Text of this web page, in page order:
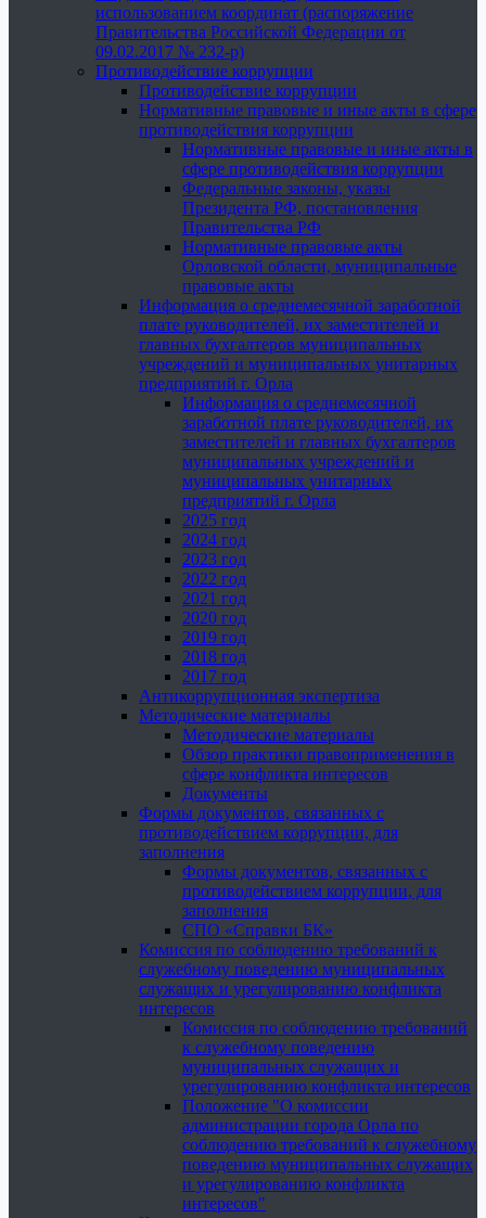
использованием координат (распоряжение
Правительства Российской Федерации от
09.02.2017 № 232-р)
Противодействие коррупции
Противодействие коррупции
Нормативные правовые и иные акты в сфере
противодействия коррупции
Нормативные правовые и иные акты в
сфере противодействия коррупции
Федеральные законы, указы
Президента РФ, постановления
Правительства РФ
Нормативные правовые акты
Орловской области, муниципальные
правовые акты
Информация о среднемесячной заработной
плате руководителей, их заместителей и
главных бухгалтеров муниципальных
учреждений и муниципальных унитарных
предприятий г. Орла
Информация о среднемесячной
заработной плате руководителей, их
заместителей и главных бухгалтеров
муниципальных учреждений и
муниципальных унитарных
предприятий г. Орла
2025 год
2024 год
2023 год
2022 год
2021 год
2020 год
2019 год
2018 год
2017 год
Антикоррупционная экспертиза
Методические материалы
Методические материалы
Обзор практики правоприменения в
сфере конфликта интересов
Документы
Формы документов, связанных с
противодействием коррупции, для
заполнения
Формы документов, связанных с
противодействием коррупции, для
заполнения
СПО «Справки БК»
Комиссия по соблюдению требований к
служебному поведению муниципальных
служащих и урегулированию конфликта
интересов
Комиссия по соблюдению требований
к служебному поведению
муниципальных служащих и
урегулированию конфликта интересов
Положение "О комиссии
администрации города Орла по
соблюдению требований к служебному
поведению муниципальных служащих
и урегулированию конфликта
интересов"